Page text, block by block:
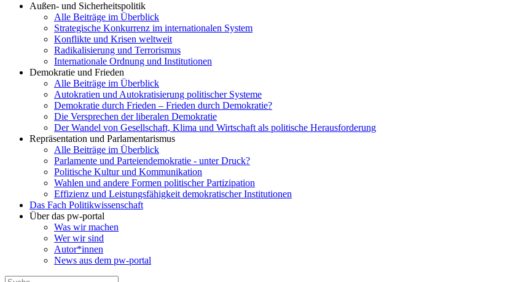
Außen- und Sicherheitspolitik
Alle Beiträge im Überblick
Strategische Konkurrenz im internationalen System
Konflikte und Krisen weltweit
Radikalisierung und Terrorismus
Internationale Ordnung und Institutionen
Demokratie und Frieden
Alle Beiträge im Überblick
Autokratien und Autokratisierung politischer Systeme
Demokratie durch Frieden – Frieden durch Demokratie?
Die Versprechen der liberalen Demokratie
Der Wandel von Gesellschaft, Klima und Wirtschaft als politische Herausforderung
Repräsentation und Parlamentarismus
Alle Beiträge im Überblick
Parlamente und Parteiendemokratie - unter Druck?
Politische Kultur und Kommunikation
Wahlen und andere Formen politischer Partizipation
Effizienz und Leistungsfähigkeit demokratischer Institutionen
Das Fach Politikwissenschaft
Über das pw-portal
Was wir machen
Wer wir sind
Autor*innen
News aus dem pw-portal